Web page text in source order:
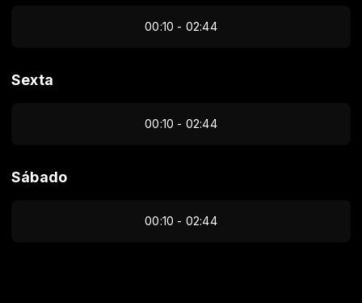
00:10 - 02:44
Sexta
00:10 - 02:44
Sábado
00:10 - 02:44